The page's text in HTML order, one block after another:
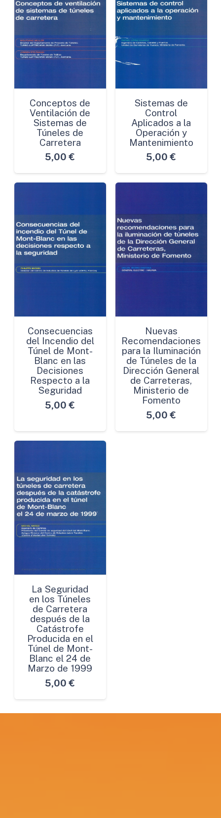
Conceptos de
Ventilación de
Sistemas de
Túneles de
Carretera
5,00 €
Sistemas de
Control
Aplicados a la
Operación y
Mantenimiento
5,00 €
Consecuencias
del Incendio del
Túnel de Mont-
Blanc en las
Decisiones
Respecto a la
Seguridad
5,00 €
Nuevas
Recomendaciones
para la Iluminación
de Túneles de la
Dirección General
de Carreteras,
Ministerio de
Fomento
5,00 €
La Seguridad
en los Túneles
de Carretera
después de la
Catástrofe
Producida en el
Túnel de Mont-
Blanc el 24 de
Marzo de 1999
5,00 €